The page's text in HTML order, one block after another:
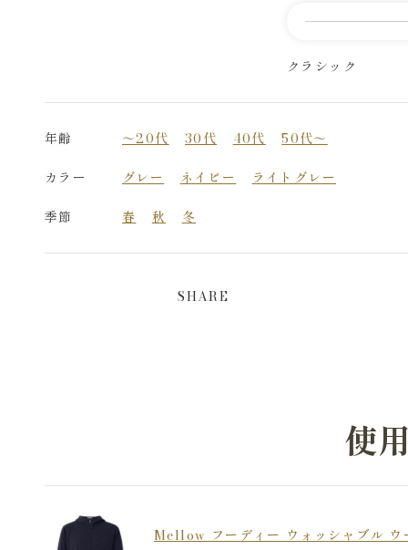
クラシック
年齢 ～20代 30代 40代
50代～
カラー
グレー ネイビー
ライトグレー
季節
春 秋 冬
SHARE
使
Mellow フーディー ウォッシャブル